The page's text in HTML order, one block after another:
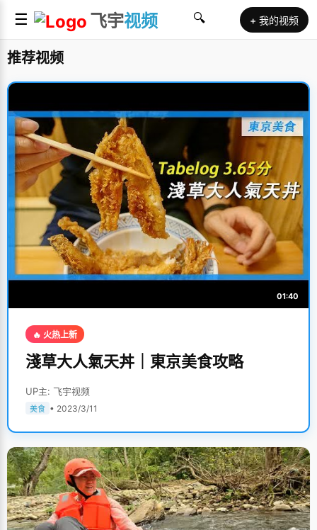
☰ 飞宇视频 🔍 + 我的视频
推荐视频
01:40
🔥 火热上新
淺草大人氣天丼｜東京美食攻略
UP主: 飞宇视频
美食 • 2023/3/11